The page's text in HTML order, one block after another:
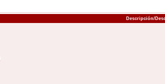
Descripción/